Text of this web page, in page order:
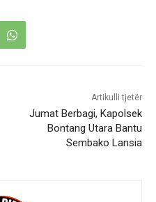
Artikulli tjetër
Jumat Berbagi, Kapolsek
Bontang Utara Bantu
Sembako Lansia